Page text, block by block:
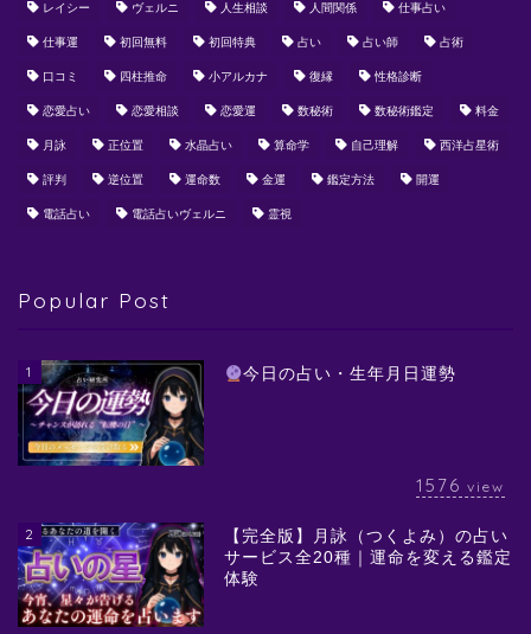
レイシー ヴェルニ 人生相談 人間関係 仕事占い
仕事運 初回無料 初回特典 占い 占い師 占術
口コミ 四柱推命 小アルカナ 復縁 性格診断
恋愛占い 恋愛相談 恋愛運 数秘術 数秘術鑑定 料金
月詠 正位置 水晶占い 算命学 自己理解 西洋占星術
評判 逆位置 運命数 金運 鑑定方法 開運
電話占い 電話占いヴェルニ 霊視
Popular Post
1 今日の占い・生年月日運勢
1576 view
2
【完全版】月詠（つくよみ）の占い
サービス全20種｜運命を変える鑑定
体験